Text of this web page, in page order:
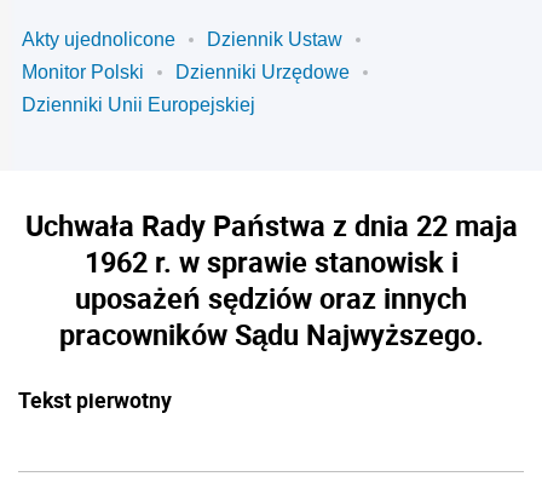
Akty ujednolicone
Dziennik Ustaw
Monitor Polski
Dzienniki Urzędowe
Dzienniki Unii Europejskiej
Uchwała Rady Państwa z dnia 22 maja
1962 r. w sprawie stanowisk i
uposażeń sędziów oraz innych
pracowników Sądu Najwyższego.
Tekst pierwotny